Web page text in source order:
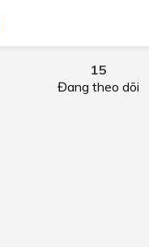
15
Đang theo dõi